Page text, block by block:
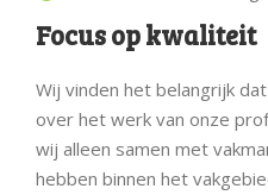
Focus op kwaliteit
Wij vinden het belangrijk
over het werk van onze
wij alleen samen met
hebben binnen het